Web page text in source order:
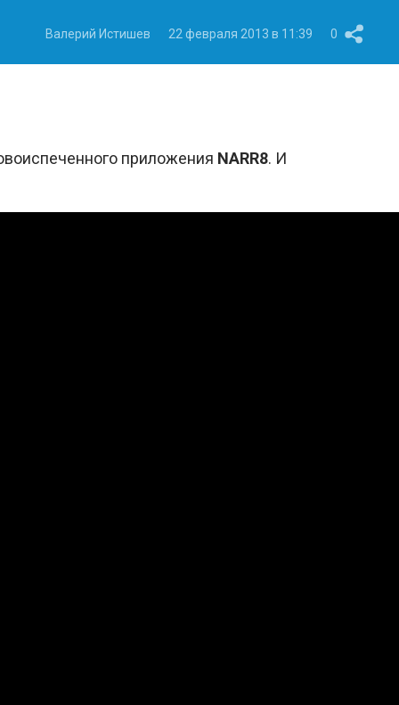
Валерий Истишев 22 февраля 2013 в 11:39 0
приложения NARR8. И